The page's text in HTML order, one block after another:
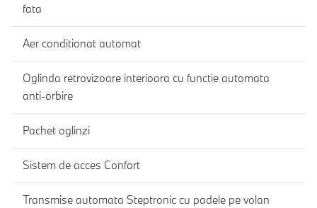
fata
Aer conditionat automat
Oglinda retrovizoare interioara cu functie automata
anti-orbire
Pachet oglinzi
Sistem de acces Confort
Transmise automata Steptronic cu padele pe volan